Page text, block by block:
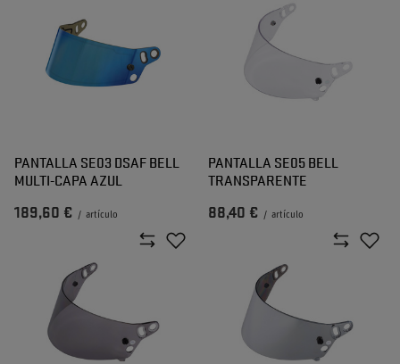
PANTALLA SE03 DSAF BELL
MULTI-CAPA AZUL
189,60 € / artículo
PANTALLA SE05 BELL
TRANSPARENTE
88,40 € / artículo